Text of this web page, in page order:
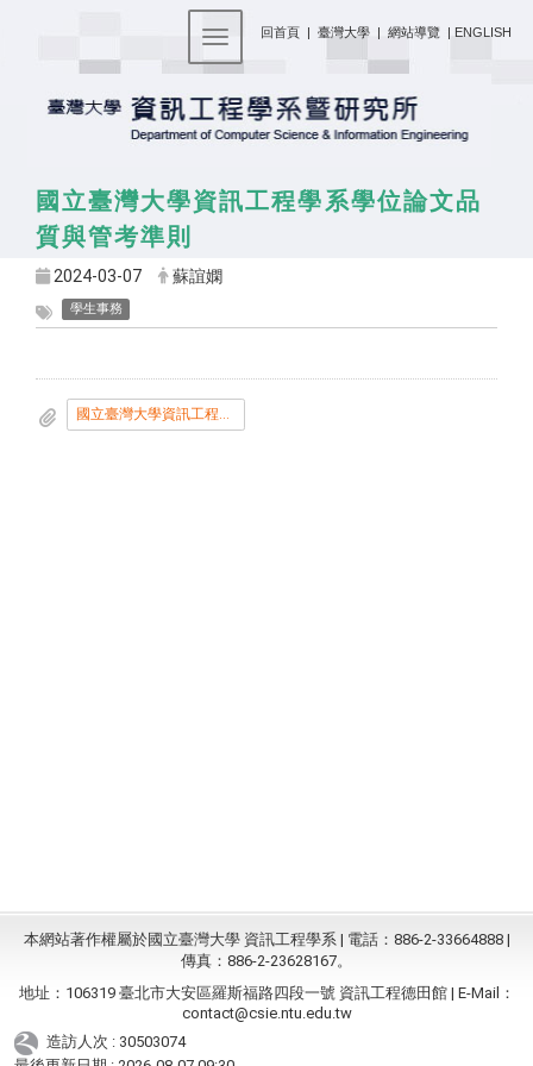
回首頁 | 臺灣大學 | 網站導覽 | ENGLISH
Toggle navigation
國立臺灣大學資訊工程學系學位論文品
質與管考準則
2024-03-07 蘇誼嫻
學生事務
國立臺灣大學資訊工程學系學位論文品質與管考準則-發布版.pdf
本網站著作權屬於國立臺灣大學 資訊工程學系 | 電話：886-2-33664888 |
傳真：886-2-23628167。
地址：106319 臺北市大安區羅斯福路四段一號 資訊工程德田館 | E-Mail：
contact@csie.ntu.edu.tw
造訪人次 : 30503074